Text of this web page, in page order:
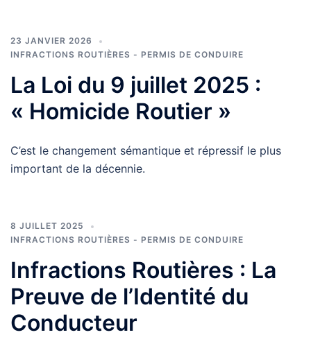
23 JANVIER 2026
INFRACTIONS ROUTIÈRES - PERMIS DE CONDUIRE
La Loi du 9 juillet 2025 :
« Homicide Routier »
C’est le changement sémantique et répressif le plus
important de la décennie.
8 JUILLET 2025
INFRACTIONS ROUTIÈRES - PERMIS DE CONDUIRE
Infractions Routières : La
Preuve de l’Identité du
Conducteur